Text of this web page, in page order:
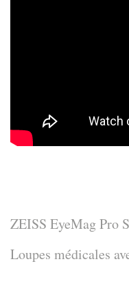
ZEISS EyeMag Pro S
Loupes médicales